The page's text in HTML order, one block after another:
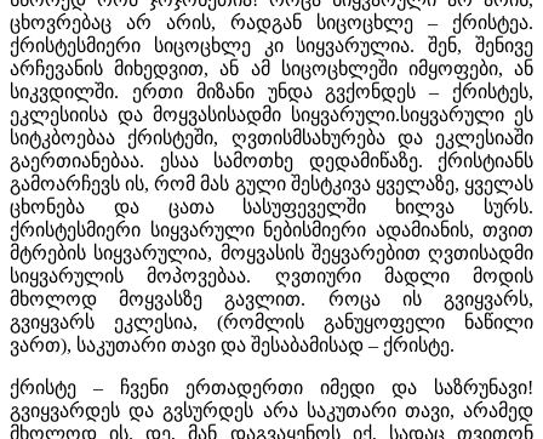
ცხოვრებაც არ არის, რადგან სიცოცხლე – ქრისტეა.
ქრისტესმიერი სიცოცხლე კი სიყვარულია. შენ, შენივე
არჩევანის მიხედვით, ან ამ სიცოცხლეში იმყოფები, ან
სიკვდილში. ერთი მიზანი უნდა გვქონდეს – ქრისტეს,
ეკლესიისა და მოყვასისადმი სიყვარული.სიყვარული ეს
სიტკბოებაა ქრისტეში, ღვთისმსახურება და ეკლესიაში
გაერთიანებაა. ესაა სამოთხე დედამიწაზე. ქრისტიანს
გამოარჩევს ის, რომ მას გული შესტკივა ყველაზე, ყველას
ცხონება და ცათა სასუფეველში ხილვა სურს.
ქრისტესმიერი სიყვარული ნებისმიერი ადამიანის, თვით
მტრების სიყვარულია, მოყვასის შეყვარებით ღვთისადმი
სიყვარულის მოპოვებაა. ღვთიური მადლი მოდის
მხოლოდ მოყვასზე გავლით. როცა ის გვიყვარს,
გვიყვარს ეკლესია, (რომლის განუყოფელი ნაწილი
ვართ), საკუთარი თავი და შესაბამისად – ქრისტე.
ქრისტე – ჩვენი ერთადერთი იმედი და საზრუნავი!
გვიყვარდეს და გვსურდეს არა საკუთარი თავი, არამედ
მხოლოდ ის. დე, მან დაგვაყენოს იქ, სადაც თვითონ